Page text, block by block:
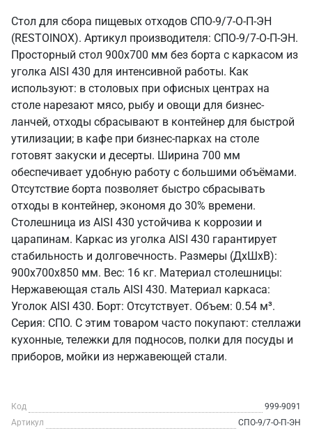
Стол для сбора пищевых отходов СПО-9/7-О-П-ЭН
(RESTOINOX). Артикул производителя: СПО-9/7-О-П-ЭН.
Просторный стол 900х700 мм без борта с каркасом из
уголка AISI 430 для интенсивной работы. Как
используют: в столовых при офисных центрах на
столе нарезают мясо, рыбу и овощи для бизнес-
ланчей, отходы сбрасывают в контейнер для быстрой
утилизации; в кафе при бизнес-парках на столе
готовят закуски и десерты. Ширина 700 мм
обеспечивает удобную работу с большими объёмами.
Отсутствие борта позволяет быстро сбрасывать
отходы в контейнер, экономя до 30% времени.
Столешница из AISI 430 устойчива к коррозии и
царапинам. Каркас из уголка AISI 430 гарантирует
стабильность и долговечность. Размеры (ДхШхВ):
900x700x850 мм. Вес: 16 кг. Материал столешницы:
Нержавеющая сталь AISI 430. Материал каркаса:
Уголок AISI 430. Борт: Отсутствует. Объем: 0.54 м³.
Серия: СПО. С этим товаром часто покупают: стеллажи
кухонные, тележки для подносов, полки для посуды и
приборов, мойки из нержавеющей стали.
Код
999-9091
Артикул
СПО-9/7-О-П-ЭН